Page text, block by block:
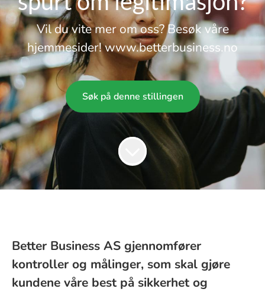
Vil du vite mer om oss? Besøk våre
hjemmesider! www.betterbusiness.no
Søk på denne stillingen
Better Business AS gjennomfører
kontroller og målinger, som skal gjøre
kundene våre best på sikkerhet og